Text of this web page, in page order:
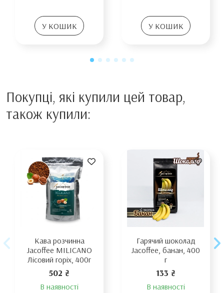
У КОШИК У КОШИК
Покупці, які купили цей товар,
також купили:
Кава розчинна
Jacoffee MILICANO
Лісовий горіх, 400г
502 ₴
В наявності
Гарячий шоколад
Jacoffee, банан, 400
г
133 ₴
В наявності